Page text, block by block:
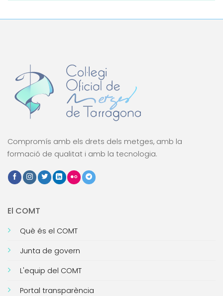
Compromís amb els drets dels metges, amb la
formació de qualitat i amb la tecnologia.
El COMT
Què és el COMT
Junta de govern
L'equip del COMT
Portal transparència